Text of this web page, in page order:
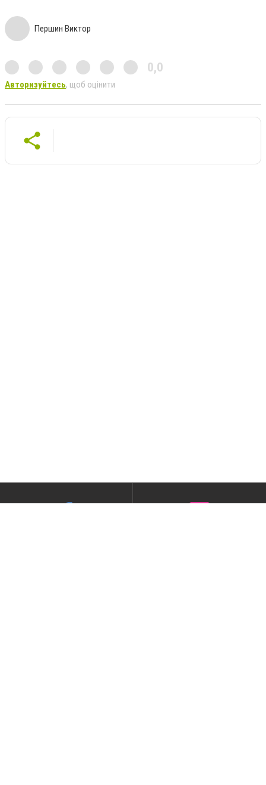
Першин Виктор
0,0
Авторизуйтесь, щоб оцінити